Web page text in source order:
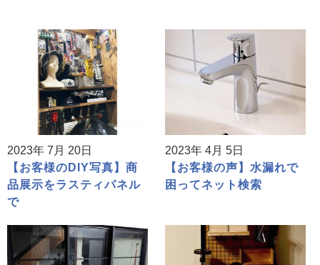
2023年 7月 20日
【お客様のDIY写真】商
品展示をラスティパネル
で
2023年 4月 5日
【お客様の声】水漏れで
困ってネット検索